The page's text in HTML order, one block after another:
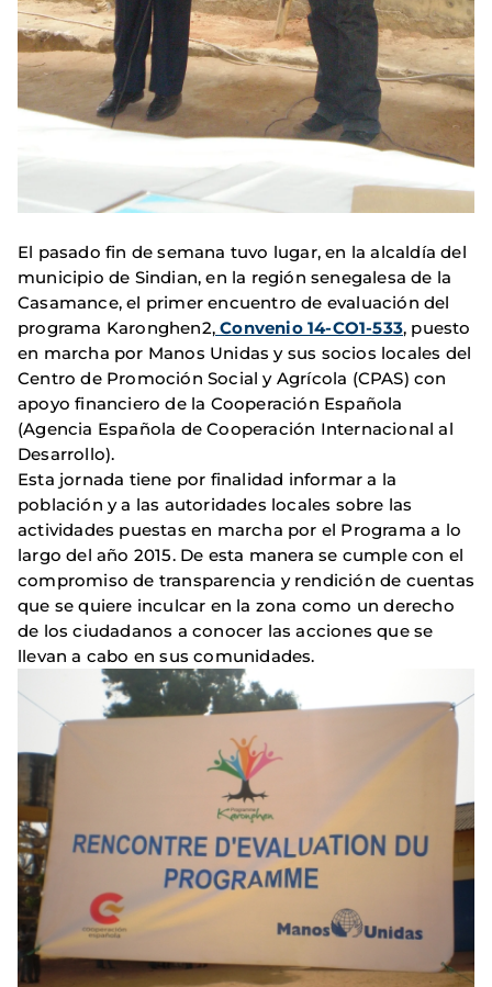
El pasado fin de semana tuvo lugar, en la alcaldía del
municipio de Sindian, en la región senegalesa de la
Casamance, el primer encuentro de evaluación del
programa Karonghen2, Convenio 14-CO1-533, puesto
en marcha por Manos Unidas y sus socios locales del
Centro de Promoción Social y Agrícola (CPAS) con
apoyo financiero de la Cooperación Española
(Agencia Española de Cooperación Internacional al
Desarrollo).
Esta jornada tiene por finalidad informar a la
población y a las autoridades locales sobre las
actividades puestas en marcha por el Programa a lo
largo del año 2015. De esta manera se cumple con el
compromiso de transparencia y rendición de cuentas
que se quiere inculcar en la zona como un derecho
de los ciudadanos a conocer las acciones que se
llevan a cabo en sus comunidades.